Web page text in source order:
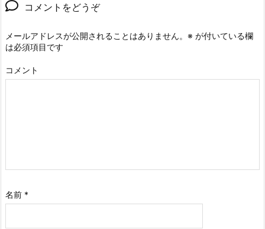
コメントをどうぞ
メールアドレスが公開されることはありません。 ※ が付いている欄
は必須項目です
コメント
名前 *